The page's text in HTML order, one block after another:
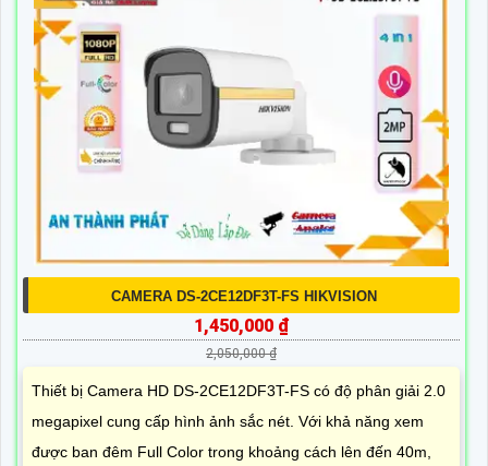
CAMERA DS-2CE12DF3T-FS HIKVISION
1,450,000 ₫
2,050,000 ₫
Thiết bị Camera HD DS-2CE12DF3T-FS có độ phân giải 2.0
megapixel cung cấp hình ảnh sắc nét. Với khả năng xem
được ban đêm Full Color trong khoảng cách lên đến 40m,